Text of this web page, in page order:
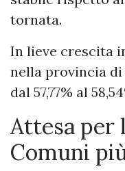
tornata.
In lieve crescita
nella provincia di
dal 57,77% al
Attesa per
Comuni